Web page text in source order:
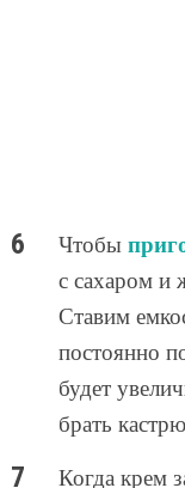
Чтобы
с сахаром и
Ставим
постоянно
будет
брать
Когда крем